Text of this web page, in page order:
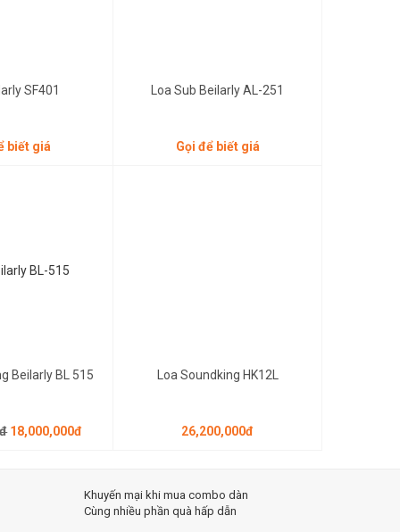
ưu cho
yêu
tỉ mỉ
điều
tán
đục lỗ
gắn
SF401
biết giá
Loa Sub Beilarly AL-251
Gọi để biết giá
Beilarly BL 515
18,000,000đ
Loa Soundking HK12L
26,200,000đ
Khuyến mại khi mua combo dàn
Cùng nhiều phần quà hấp dẫn